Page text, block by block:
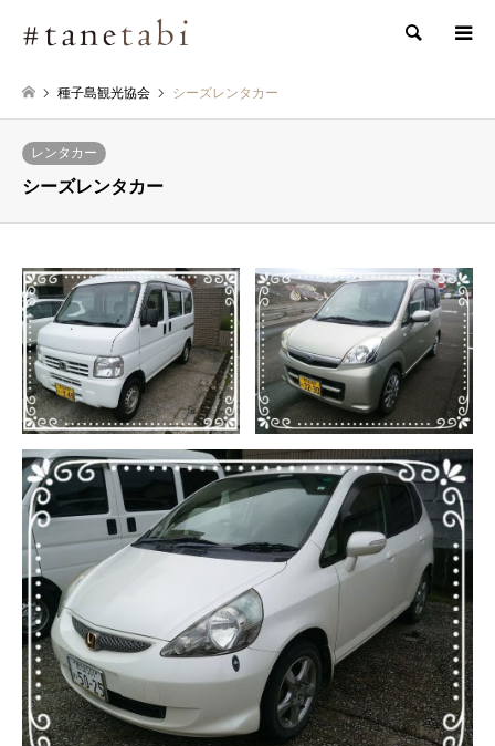
検索
種子島観光協会 シーズレンタカー
レンタカー
シーズレンタカー